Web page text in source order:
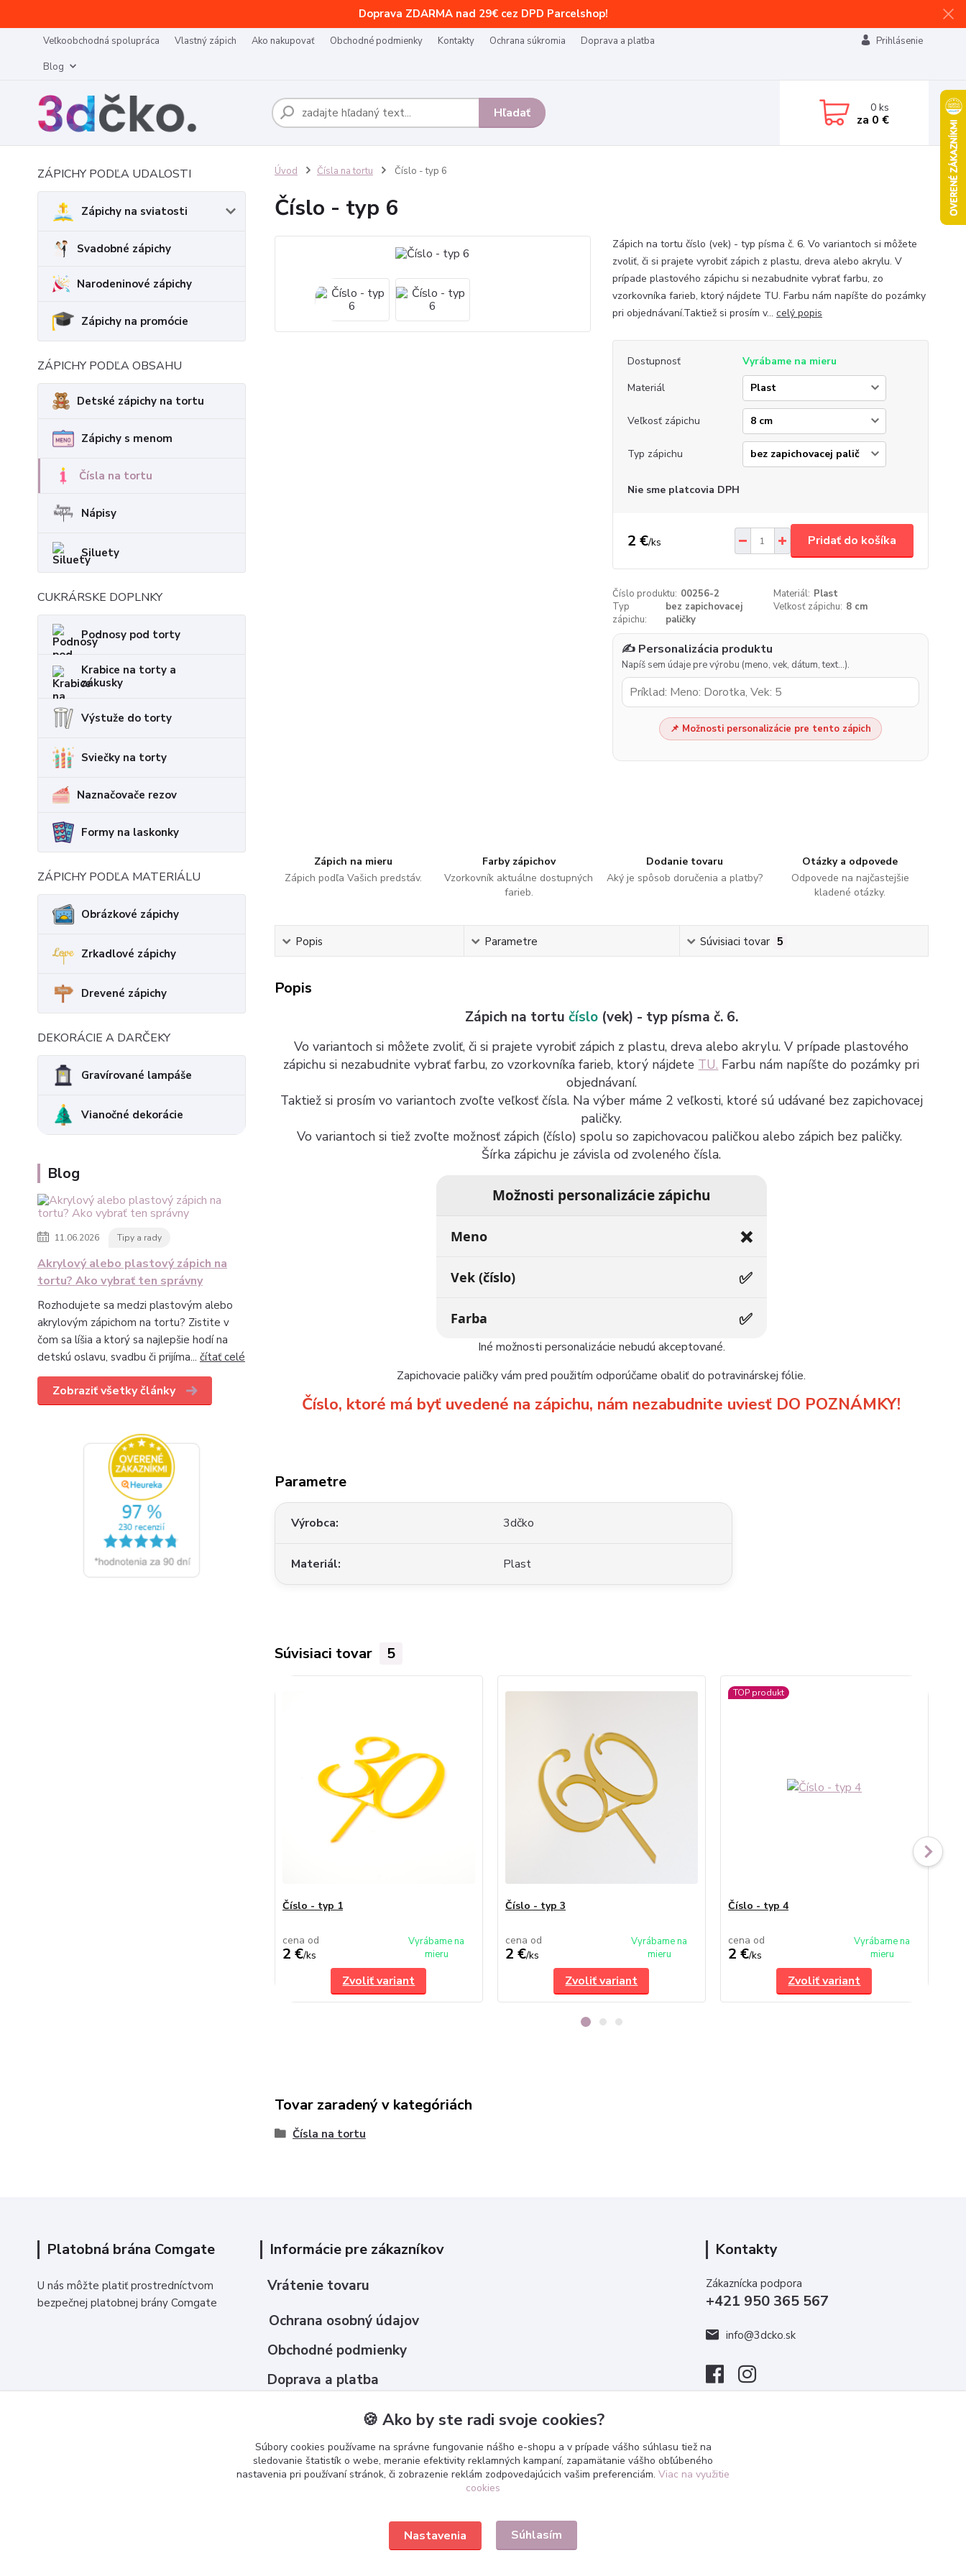
Doprava ZDARMA nad 29€ cez DPD Parcelshop!
Veľkoobchodná spolupráca Vlastný zápich Ako nakupovať Obchodné podmienky Kontakty Ochrana súkromia
Doprava a platba
Blog
Prihlásenie
Hľadať 0ks
za 0 €
ZÁPICHY PODĽA UDALOSTI
Zápichy na sviatosti
Svadobné zápichy
Narodeninové zápichy
Zápichy na promócie
ZÁPICHY PODĽA OBSAHU
Detské zápichy na tortu
Zápichy s menom
Čísla na tortu
Nápisy
Siluety
CUKRÁRSKE DOPLNKY
Podnosy pod torty
Krabice na torty a
zákusky
Výstuže do torty
Sviečky na torty
Naznačovače rezov
Formy na laskonky
ZÁPICHY PODĽA MATERIÁLU
Obrázkové zápichy
Zrkadlové zápichy
Drevené zápichy
DEKORÁCIE A DARČEKY
Gravírované lampáše
Vianočné dekorácie
Blog
11.06.2026 Tipy a rady
Akrylový alebo plastový zápich na
tortu? Ako vybrať ten správny
Rozhodujete sa medzi plastovým alebo
akrylovým zápichom na tortu? Zistite v
čom sa líšia a ktorý sa najlepšie hodí na
detskú oslavu, svadbu či prijíma... čítať celé
Zobraziť všetky články
Úvod Čísla na tortu Číslo - typ 6
Číslo - typ 6
Zápich na tortu číslo (vek) - typ písma č. 6. Vo variantoch si môžete
zvoliť, či si prajete vyrobiť zápich z plastu, dreva alebo akrylu. V
prípade plastového zápichu si nezabudnite vybrať farbu, zo
vzorkovníka farieb, ktorý nájdete TU. Farbu nám napíšte do pozámky
pri objednávaní.Taktiež si prosím v... celý popis
Dostupnosť
Vyrábame na mieru
Materiál
Veľkosť zápichu
Typ zápichu
Nie sme platcovia DPH
2 €/ks Pridať do košíka
Číslo produktu: 00256-2 Materiál: Plast
Typ
zápichu:
bez zapichovacej
paličky
Veľkosť zápichu: 8 cm
✍️ Personalizácia produktu
Napíš sem údaje pre výrobu (meno, vek, dátum, text…).
📌 Možnosti personalizácie pre tento zápich
Zápich na mieru
Zápich podľa Vašich predstáv.
Farby zápichov
Vzorkovník aktuálne dostupných
farieb.
Dodanie tovaru
Aký je spôsob doručenia a platby?
Otázky a odpovede
Odpovede na najčastejšie
kladené otázky.
Popis Parametre Súvisiaci tovar 5
Popis
Zápich na tortu číslo (vek) - typ písma č. 6.
Vo variantoch si môžete zvoliť, či si prajete vyrobiť zápich z plastu, dreva alebo akrylu. V prípade plastového
zápichu si nezabudnite vybrať farbu, zo vzorkovníka farieb, ktorý nájdete TU. Farbu nám napíšte do pozámky pri
objednávaní.
Taktiež si prosím vo variantoch zvoľte veľkosť čísla. Na výber máme 2 veľkosti, ktoré sú udávané bez zapichovacej
paličky.
Vo variantoch si tiež zvoľte možnosť zápich (číslo) spolu so zapichovacou paličkou alebo zápich bez paličky.
Šírka zápichu je závisla od zvoleného čísla.
Možnosti personalizácie zápichu
Meno ❌
Vek (číslo) ✅
Farba ✅
Iné možnosti personalizácie nebudú akceptované.
Zapichovacie paličky vám pred použitím odporúčame obaliť do potravinárskej fólie.
Číslo, ktoré má byť uvedené na zápichu, nám nezabudnite uviesť DO POZNÁMKY!
Parametre
Výrobca 3dčko
Materiál Plast
Súvisiaci tovar 5
Číslo - typ 1
cena od
2 €/ks
Vyrábame na
mieru
Zvoliť variant
Číslo - typ 3
cena od
2 €/ks
Vyrábame na
mieru
Zvoliť variant
TOP produkt
Číslo - typ 4
cena od
2 €/ks
Vyrábame na
mieru
Zvoliť variant
Tovar zaradený v kategóriách
Čísla na tortu
Platobná brána Comgate
U nás môžte platiť prostredníctvom
bezpečnej platobnej brány Comgate
Informácie pre zákazníkov
Vrátenie tovaru
Ochrana osobný údajov
Obchodné podmienky
Doprava a platba
Ako nakupovať ?
Kontakt
Kontakty
Zákaznícka podpora
+421 950 365 567
info@3dcko.sk
🍪 Ako by ste radi svoje cookies?
Súbory cookies používame na správne fungovanie nášho e-shopu a v prípade vášho súhlasu tiež na
sledovanie štatistík o webe, meranie efektivity reklamných kampaní, zapamätanie vášho obľúbeného
nastavenia pri používaní stránok, či zobrazenie reklám zodpovedajúcich vašim preferenciám. Viac na využitie
cookies
Nastavenia Súhlasím